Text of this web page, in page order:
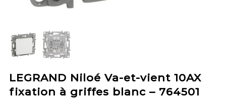
LEGRAND Niloé Va-et-vient 10AX
fixation à griffes blanc – 764501